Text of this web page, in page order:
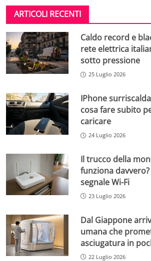
ARTICOLI RECENTI
Caldo record e
rete elettrica
sotto pressione
25 Luglio 2026
IPhone
cosa fare subito
caricare
24 Luglio 2026
Il trucco della
funziona
segnale Wi-Fi
23 Luglio 2026
Dal Giappone
umana che
asciugatura in
22 Luglio 2026